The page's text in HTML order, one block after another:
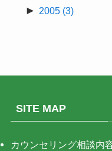
► 2005 (3)
SITE MAP
カウンセリング相談内